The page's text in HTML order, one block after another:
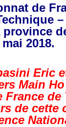
de
mai 2018.
Eric
Main
France de
de cette